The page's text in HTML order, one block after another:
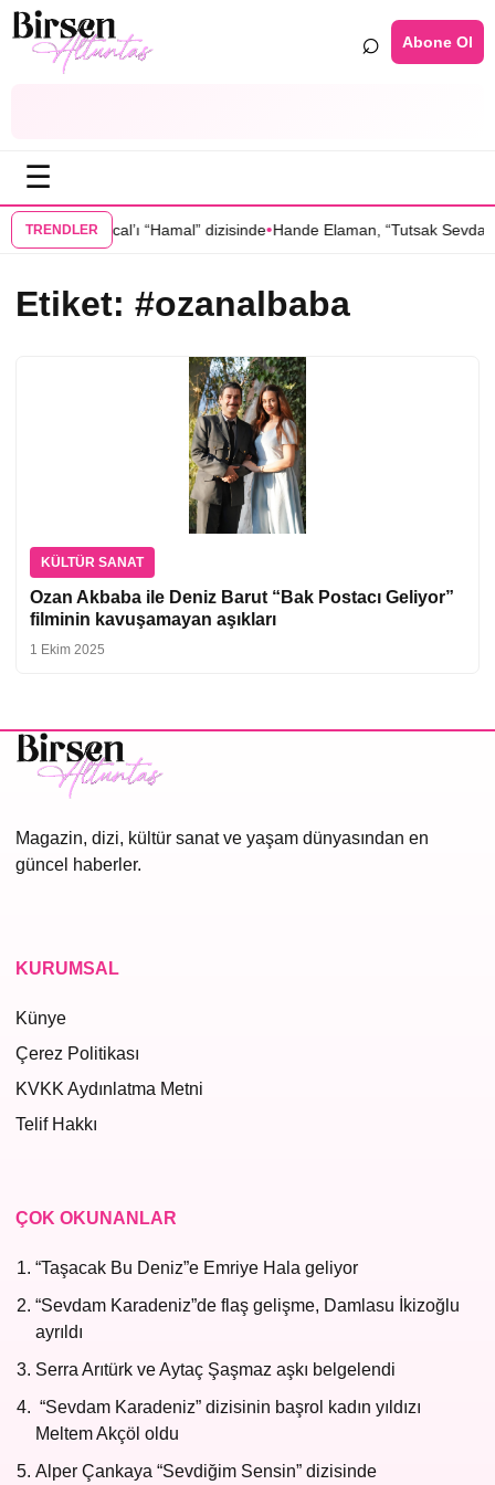
⌕ Abone Ol
☰
TRENDLER
Kaynarcal’ı “Hamal” dizisinde•Hande Elaman, “Tutsak Sevda”
Etiket: #ozanalbaba
KÜLTÜR SANAT
Ozan Akbaba ile Deniz Barut “Bak Postacı Geliyor”
filminin kavuşamayan aşıkları
1 Ekim 2025
Magazin, dizi, kültür sanat ve yaşam dünyasından en
güncel haberler.
KURUMSAL
Künye
Çerez Politikası
KVKK Aydınlatma Metni
Telif Hakkı
ÇOK OKUNANLAR
“Taşacak Bu Deniz”e Emriye Hala geliyor
“Sevdam Karadeniz”de flaş gelişme, Damlasu İkizoğlu
ayrıldı
Serra Arıtürk ve Aytaç Şaşmaz aşkı belgelendi
“Sevdam Karadeniz” dizisinin başrol kadın yıldızı
Meltem Akçöl oldu
Alper Çankaya “Sevdiğim Sensin” dizisinde